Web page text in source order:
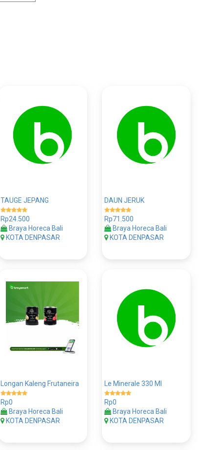
TAUGE JEPANG
Rp24.500
Braya Horeca Bali
KOTA DENPASAR
DAUN JERUK
Rp71.500
Braya Horeca Bali
KOTA DENPASAR
Longan Kaleng Frutaneira
Rp0
Braya Horeca Bali
KOTA DENPASAR
Le Minerale 330 Ml
Rp0
Braya Horeca Bali
KOTA DENPASAR